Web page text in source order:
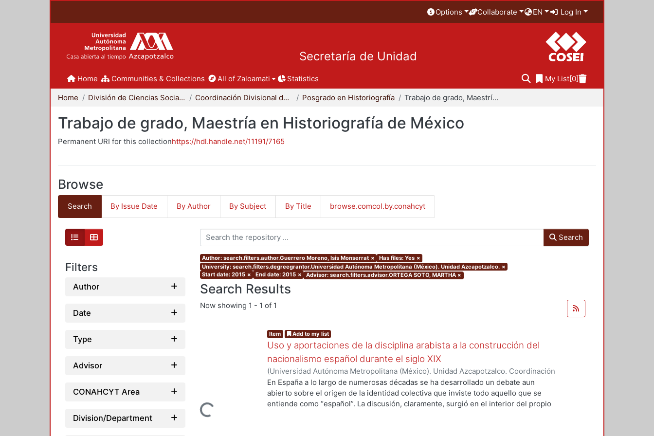
Options Collaborate EN Log In
Secretaría de Unidad
Home Communities & Collections All of Zaloamati Statistics My List[0]
Home División de Ciencias Sociales y Humanidades Coordinación Divisional de Posgrado Posgrado en Historiografía Trabajo de grado, Maestría en Historiografía de México
Trabajo de grado, Maestría en Historiografía de México
Permanent URI for this collectionhttps://hdl.handle.net/11191/7165
Browse
Search By Issue Date By Author By Subject By Title browse.comcol.by.conahcyt
Filters
Author
Date
Type
Advisor
CONAHCYT Area
Division/Department
Search
Author: search.filters.author.Guerrero Moreno, Isis Monserrat × Has files: Yes ×
University: search.filters.degreegrantor.Universidad Autónoma Metropolitana (México). Unidad Azcapotzalco. ×
Start date: 2015 × End date: 2015 × Advisor: search.filters.advisor.ORTEGA SOTO, MARTHA ×
Search Results
Now showing 1 - 1 of 1
Loading...
Item Add to my list
Uso y aportaciones de la disciplina arabista a la construcción del
nacionalismo español durante el siglo XIX
(Universidad Autónoma Metropolitana (México). Unidad Azcapotzalco. Coordinación
de Servicios de Información.,2015-09)Guerrero Moreno, Isis Monserrat
En España a lo largo de numerosas décadas se ha desarrollado un debate aun
abierto sobre el origen de la identidad colectiva que inviste todo aquello que se
entiende como “español”. La discusión, claramente, surgió en el interior del propio